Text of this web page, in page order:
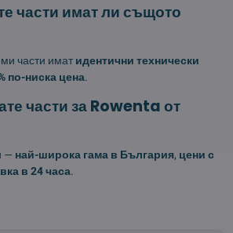
части имат ли същото
части имат идентични технически
по-ниска цена.
части за Rowenta от
— най-широка гама в България, цени с
в 24 часа.